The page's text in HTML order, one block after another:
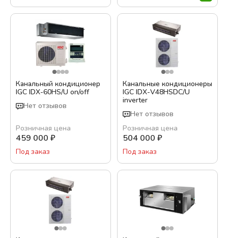
Канальный кондиционер
IGC IDX-60HS/U on/off
Нет отзывов
Розничная цена
459 000 ₽
Под заказ
Канальные кондиционеры
IGC IDХ-V48HSDC/U
inverter
Нет отзывов
Розничная цена
504 000 ₽
Под заказ